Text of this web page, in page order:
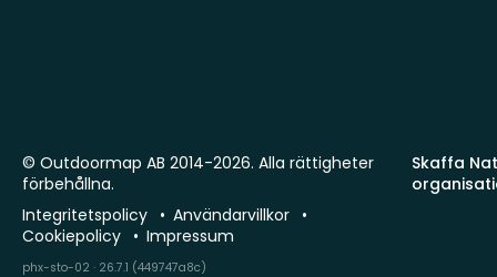
Skaffa
© Outdoormap AB 2014-2026. Alla rättigheter
förbehållna.
Integritetspolicy
Användarvillkor
Cookiepolicy
Impressum
phx-sto-02 · 26.7.1 (449747a8c)